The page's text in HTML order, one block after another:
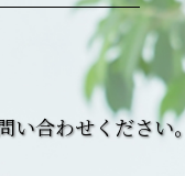
合わせください。